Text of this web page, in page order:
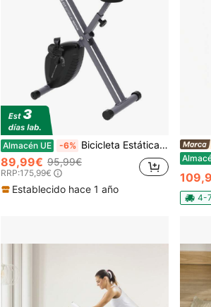
Almacén UE -6% Bicicleta Estática Plegable Bike Fit, Bicicleta de ejercicio Fitness, Resistencia magnética 1,5 kg, Pulsómetro, 8 niveles, Ruedas de transporte, Manillar y Sillín Regulable, Soporte móvil ✅ Entrega 24/48h
89,99€ 95,99€
RRP:175,99€
Establecido hace 1 año
4-